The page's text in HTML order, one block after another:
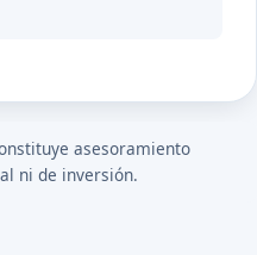
asesoramiento
ni de inversión.